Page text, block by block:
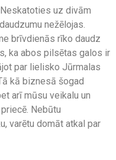
uz divām
nežēlojas.
brīvdienās rīko daudz
ka abos pilsētas galos ir
par lielisko Jūrmalas
kā biznesā šogad
arī mūsu veikalu un
Nebūtu
varētu domāt atkal par